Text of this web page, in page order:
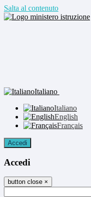
Salta al contenuto
Italiano
Italiano
English
Français
Accedi
Accedi
button close ×